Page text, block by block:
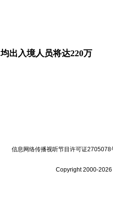
出入境人员将达220万
信息网络传播视听节目许可证
Copyright 2000-